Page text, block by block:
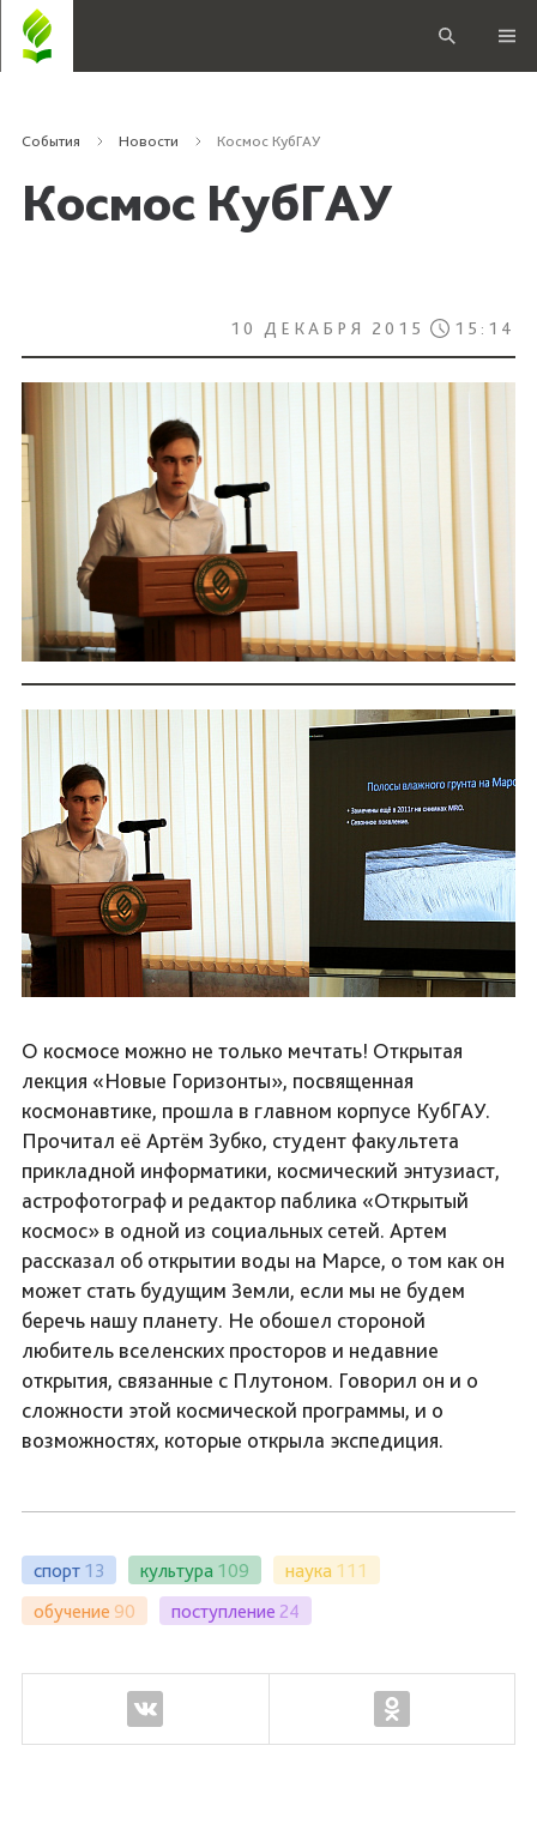
События Новости Космос КубГАУ
Космос КубГАУ
10 ДЕКАБРЯ 2015 15:14
О космосе можно не только мечтать! Открытая
лекция «Новые Горизонты», посвященная
космонавтике, прошла в главном корпусе КубГАУ.
Прочитал её Артём Зубко, студент факультета
прикладной информатики, космический энтузиаст,
астрофотограф и редактор паблика «Открытый
космос» в одной из социальных сетей. Артем
рассказал об открытии воды на Марсе, о том как он
может стать будущим Земли, если мы не будем
беречь нашу планету. Не обошел стороной
любитель вселенских просторов и недавние
открытия, связанные с Плутоном. Говорил он и о
сложности этой космической программы, и о
возможностях, которые открыла экспедиция.
спорт 13 культура 109 наука 111
обучение 90 поступление 24